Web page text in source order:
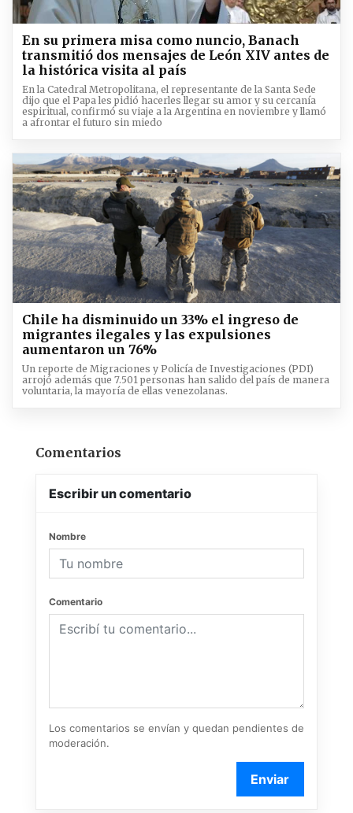
En su primera misa como nuncio, Banach
transmitió dos mensajes de León XIV antes de
la histórica visita al país
En la Catedral Metropolitana, el representante de la Santa Sede
dijo que el Papa les pidió hacerles llegar su amor y su cercanía
espiritual, confirmó su viaje a la Argentina en noviembre y llamó
a afrontar el futuro sin miedo
Chile ha disminuido un 33% el ingreso de
migrantes ilegales y las expulsiones
aumentaron un 76%
Un reporte de Migraciones y Policía de Investigaciones (PDI)
arrojó además que 7.501 personas han salido del país de manera
voluntaria, la mayoría de ellas venezolanas.
Comentarios
Escribir un comentario
Nombre
Comentario
Los comentarios se envían y quedan pendientes de
moderación.
Enviar